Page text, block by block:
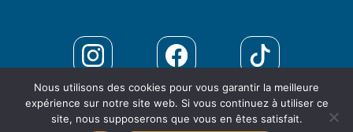
Mentions
Politique de
Nous utilisons des cookies pour vous garantir la meilleure
expérience sur notre site web. Si vous continuez à utiliser ce
site, nous supposerons que vous en êtes satisfait.